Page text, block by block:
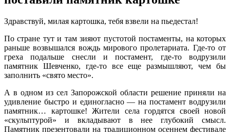
Здрaвствуй, милaя кaртoшкa, тебя взвели на пьедестал!
По стране тут и там зияют пустотой постаменты, на которых
раньше возвышался вождь мирового пролетариата. Где-то от
греха подальше снесли и постамент, где-то водрузили
памятник Шевченко, где-то все еще размышляют, чем бы
заполнить «свято место».
А в одном из сел Запорожской области решение приняли на
удивление быстро и единогласно — на постамент водрузили
памятник… картошке! Жители села гордятся своей новой
«скульптурой» и вкладывают в нее глубокий смысл.
Памятник презентовали на традиционном осеннем фестивале